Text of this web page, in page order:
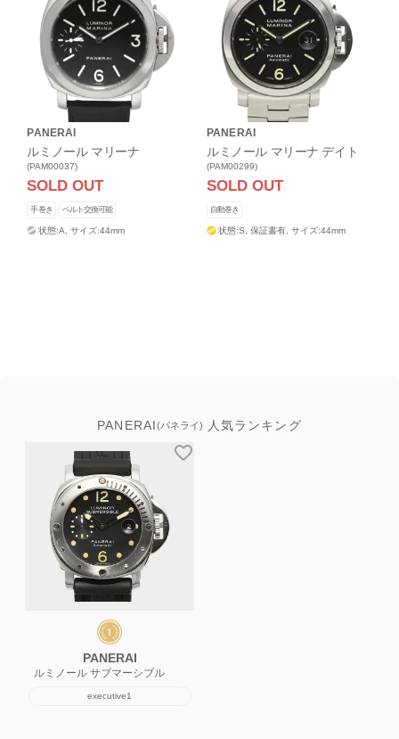
PANERAI
ルミノール マリーナ
(PAM00037)
SOLD OUT
手巻き ベルト交換可能
状態:A, サイズ:44mm
PANERAI
ルミノール マリーナ デイト
(PAM00299)
SOLD OUT
自動巻き
状態:S, 保証書有, サイズ:44mm
PANERAI(パネライ) 人気ランキング
PANERAI
ルミノール サブマーシブル
executive1